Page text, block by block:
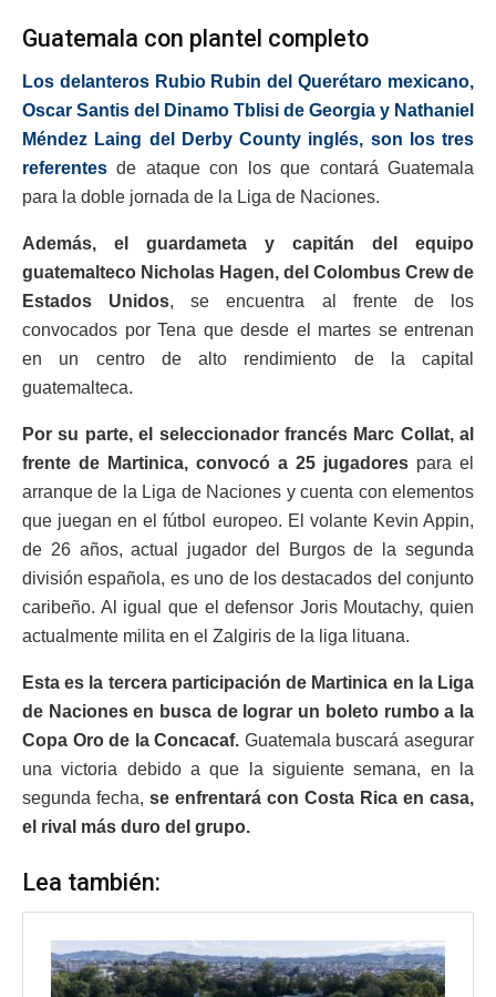
Guatemala con plantel completo
Los delanteros Rubio Rubin del Querétaro mexicano,
Oscar Santis del Dinamo Tblisi de Georgia y Nathaniel
Méndez Laing del Derby County inglés, son los tres
referentes de ataque con los que contará Guatemala
para la doble jornada de la Liga de Naciones.
Además, el guardameta y capitán del equipo
guatemalteco Nicholas Hagen, del Colombus Crew de
Estados Unidos, se encuentra al frente de los
convocados por Tena que desde el martes se entrenan
en un centro de alto rendimiento de la capital
guatemalteca.
Por su parte, el seleccionador francés Marc Collat, al
frente de Martinica, convocó a 25 jugadores para el
arranque de la Liga de Naciones y cuenta con elementos
que juegan en el fútbol europeo. El volante Kevin Appin,
de 26 años, actual jugador del Burgos de la segunda
división española, es uno de los destacados del conjunto
caribeño. Al igual que el defensor Joris Moutachy, quien
actualmente milita en el Zalgiris de la liga lituana.
Esta es la tercera participación de Martinica en la Liga
de Naciones en busca de lograr un boleto rumbo a la
Copa Oro de la Concacaf. Guatemala buscará asegurar
una victoria debido a que la siguiente semana, en la
segunda fecha, se enfrentará con Costa Rica en casa,
el rival más duro del grupo.
Lea también: